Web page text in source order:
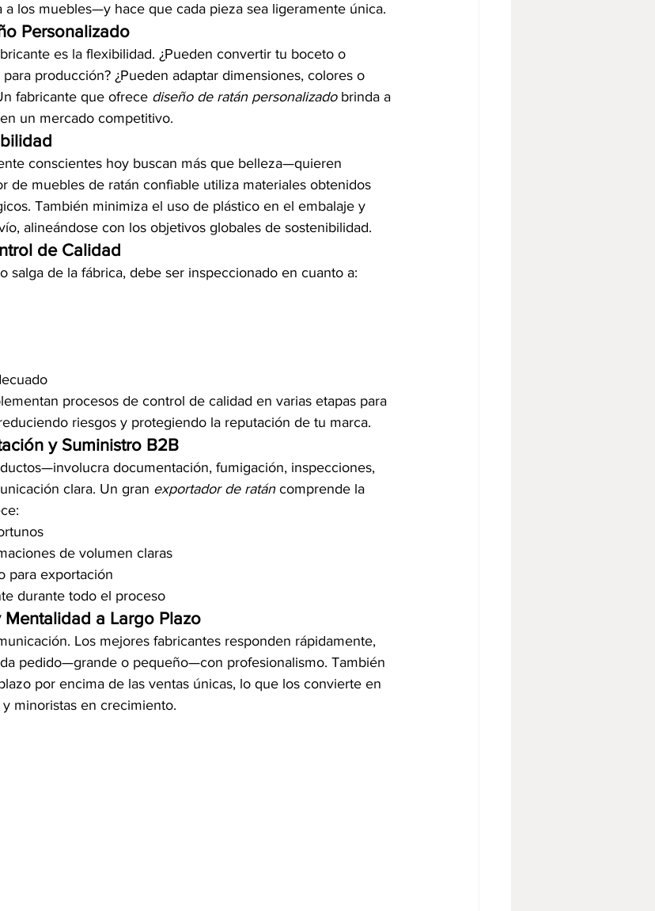
a los muebles—y hace que cada pieza sea ligeramente única.
Personalizado
es la flexibilidad. ¿Pueden convertir tu boceto o
producción? ¿Pueden adaptar dimensiones, colores o
fabricante que ofrece diseño de ratán personalizado brinda a
un mercado competitivo.
conscientes hoy buscan más que belleza—quieren
de muebles de ratán confiable utiliza materiales obtenidos
También minimiza el uso de plástico en el embalaje y
alineándose con los objetivos globales de sostenibilidad.
de Calidad
salga de la fábrica, debe ser inspeccionado en cuanto a:
procesos de control de calidad en varias etapas para
riesgos y protegiendo la reputación de tu marca.
y Suministro B2B
documentación, fumigación, inspecciones,
clara. Un gran exportador de ratán comprende la
de volumen claras
para exportación
durante todo el proceso
a Largo Plazo
Los mejores fabricantes responden rápidamente,
pedido—grande o pequeño—con profesionalismo. También
por encima de las ventas únicas, lo que los convierte en
minoristas en crecimiento.